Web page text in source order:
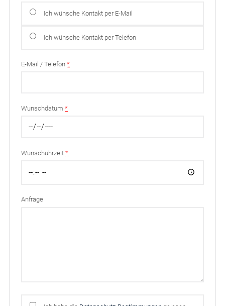
Ich wünsche Kontakt per E-Mail
Ich wünsche Kontakt per Telefon
E-Mail / Telefon*
Wunschdatum*
Wunschuhrzeit*
Anfrage